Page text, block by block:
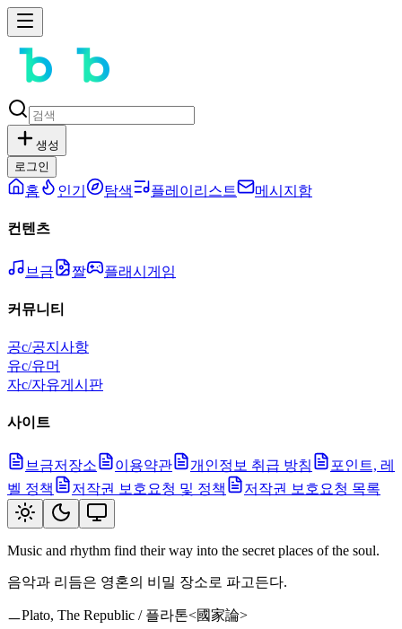
생성
로그인
홈 인기 탐색 플레이리스트 메시지함
컨텐츠
브금 짤 플래시게임
커뮤니티
공c/공지사항
유c/유머
자c/자유게시판
사이트
브금저장소 이용약관 개인정보 취급 방침
포인트, 레
벨 정책
저작권 보호요청 및 정책 저작권 보호요청 목록
Music and rhythm find their way into the secret places of the soul.
음악과 리듬은 영혼의 비밀 장소로 파고든다.
ㅡPlato, The Republic / 플라톤<國家論>